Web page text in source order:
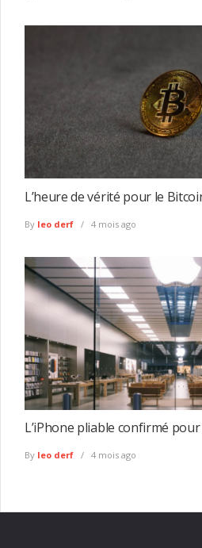
L’heure de vérité pour le
By leo derf 4 mois ago
L’iPhone pliable confirmé
By leo derf 4 mois ago